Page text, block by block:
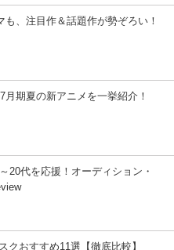
も、注目作＆話題作が勢ぞろい！
月期夏の新アニメを一挙紹介！
20代を応援！オーディション・
クおすすめ11選【徹底比較】